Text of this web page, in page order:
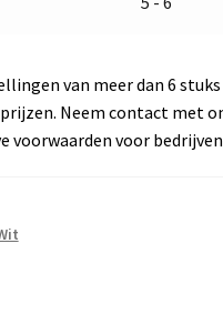
van meer dan 6
Neem contact met
voorwaarden voor